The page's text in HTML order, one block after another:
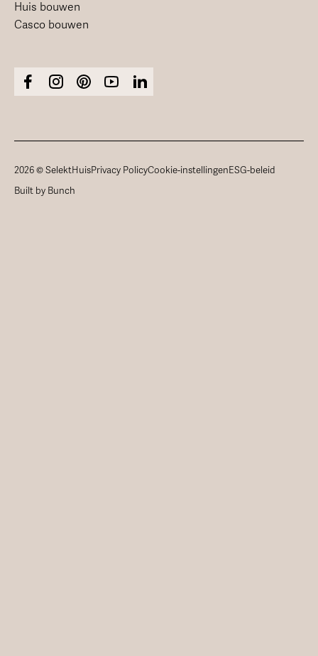
Huis bouwen
Casco bouwen
2026 © SelektHuisPrivacy PolicyCookie-instellingenESG-beleid
Built by Bunch